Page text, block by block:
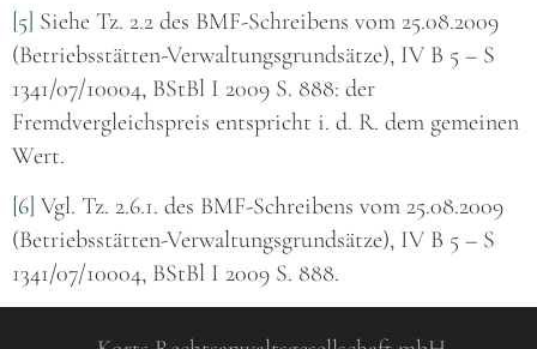
[5] Siehe Tz. 2.2 des BMF-Schreibens vom 25.08.2009
(Betriebsstätten-Verwaltungsgrundsätze), IV B 5 – S
1341/07/10004, BStBl I 2009 S. 888: der
Fremdvergleichspreis entspricht i. d. R. dem gemeinen
Wert.
[6] Vgl. Tz. 2.6.1. des BMF-Schreibens vom 25.08.2009
(Betriebsstätten-Verwaltungsgrundsätze), IV B 5 – S
1341/07/10004, BStBl I 2009 S. 888.